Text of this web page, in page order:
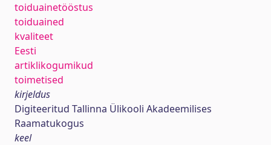
toiduainetööstus
toiduained
kvaliteet
Eesti
artiklikogumikud
toimetised
kirjeldus
Digiteeritud Tallinna Ülikooli Akadeemilises
Raamatukogus
keel